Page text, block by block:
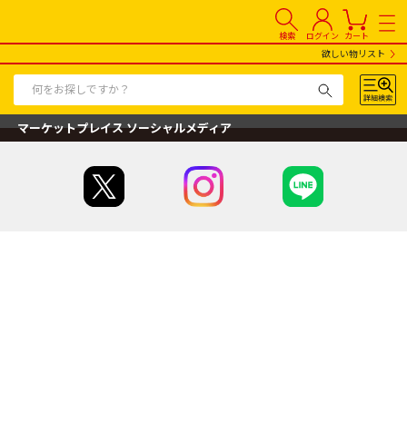
検索 ログイン カート
欲しい物リスト
マーケットプレイス ソーシャルメディア